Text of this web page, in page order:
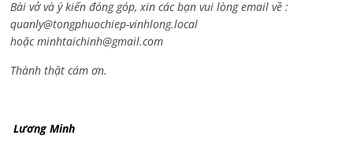
Bài vở và ý kiến đóng góp, xin các bạn vui lòng email về :
quanly@tongphuochiep-vinhlong.local
hoặcminhtaichinh@gmail.com
Thành thật cám ơn.
Lương Minh